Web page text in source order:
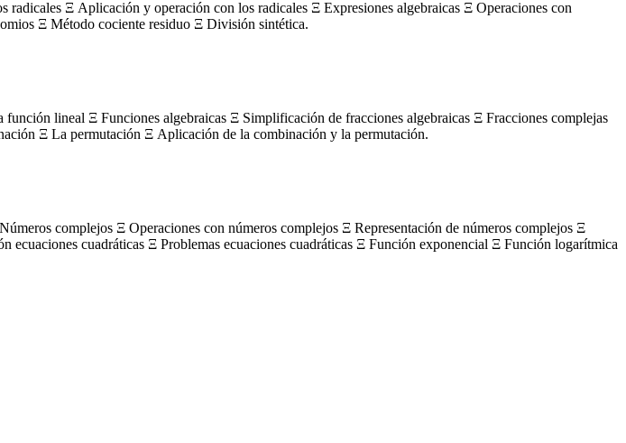
Ξ Aplicación y operación con los radicales Ξ Expresiones algebraicas Ξ Operaciones con
Ξ Método cociente residuo Ξ División sintética.
lineal Ξ Funciones algebraicas Ξ Simplificación de fracciones algebraicas Ξ Fracciones complejas
Ξ La permutación Ξ Aplicación de la combinación y la permutación.
complejos Ξ Operaciones con números complejos Ξ Representación de números complejos Ξ
cuadráticas Ξ Problemas ecuaciones cuadráticas Ξ Función exponencial Ξ Función logarítmica